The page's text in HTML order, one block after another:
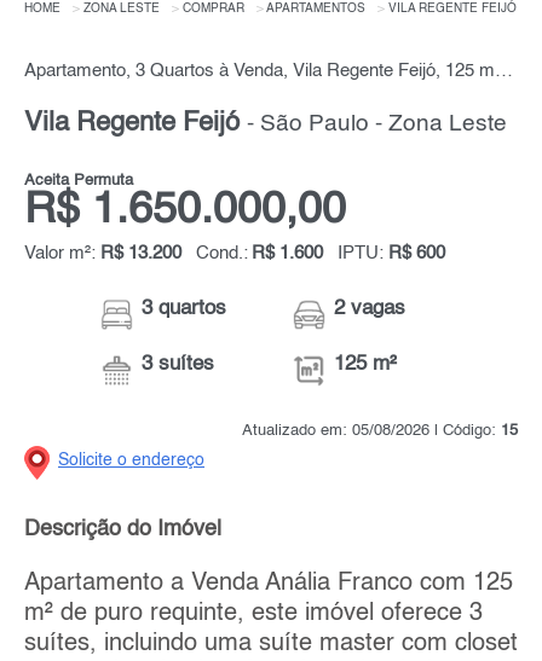
HOME ZONA LESTE COMPRAR APARTAMENTOS VILA REGENTE FEIJÓ
Apartamento, 3 Quartos à Venda, Vila Regente Feijó, 125 m² por R$ 1.650.000,00
Vila Regente Feijó - São Paulo - Zona Leste
Aceita Permuta
R$ 1.650.000,00
Valor m²: R$ 13.200 Cond.: R$ 1.600 IPTU: R$ 600
3 quartos
3 suítes
2 vagas
125 m²
Atualizado em: 05/08/2026 | Código: 15
Solicite o endereço
Descrição do Imóvel
Apartamento a Venda Anália Franco com 125
m² de puro requinte, este imóvel oferece 3
suítes, incluindo uma suíte master com closet